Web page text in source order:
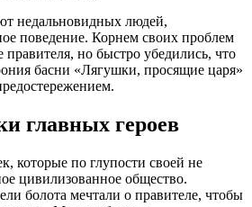
недальновидных людей,
поведение. Корнем своих проблем
правителя, но быстро убедились, что
басни «Лягушки, просящие царя»
главных героев
которые по глупости своей не
цивилизованное общество.
болота мечтали о правителе, чтобы